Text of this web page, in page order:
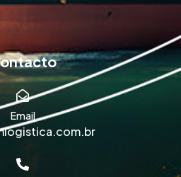
Email